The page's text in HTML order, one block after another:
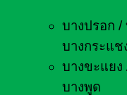
บางปรอก /
บางกระแช
บางขะแยง
บางพูด